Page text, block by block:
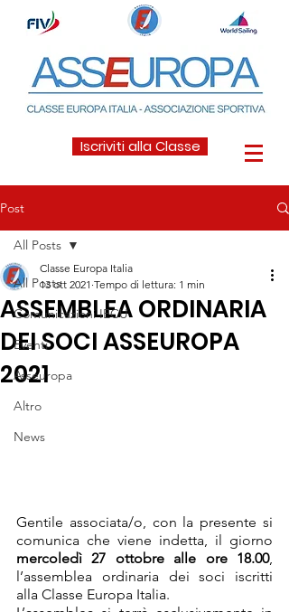
Iscriviti alla Classe
Post
All Posts
Comunicazioni IECU
Eventi
Asseuropa
Altro
News
All Posts
ASSEMBLEA ORDINARIA
DEI SOCI ASSEUROPA
2021
Classe Europa Italia
13 ott 2021 Tempo di lettura: 1 min
Gentile associata/o, con la presente si
mercoledì 27 ottobre alle ore 18.00,
l’assemblea ordinaria dei soci iscritti
alla Classe Europa Italia.